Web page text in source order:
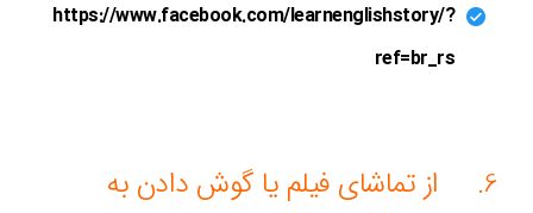
https://www.facebook.com/learnenglishstory/?
ref=br_rs
6. از تماشای فیلم یا گوش دادن به